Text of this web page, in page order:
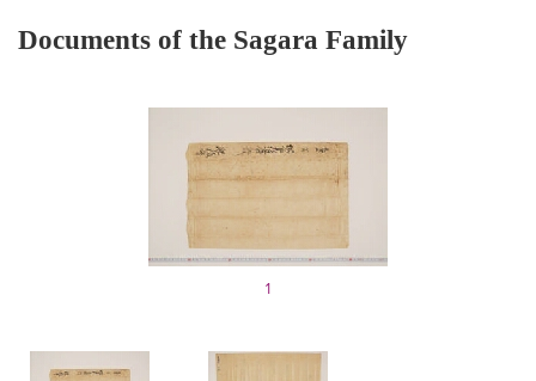
Documents of the Sagara Family
1